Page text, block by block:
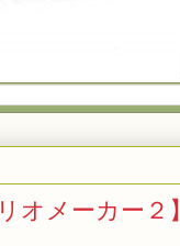
オメーカー２】